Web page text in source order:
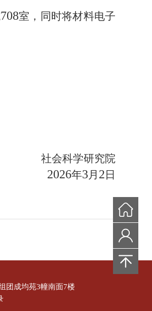
708室，同时将材料电子
社会科学研究院
2026年3月 2 日
团成均苑3幢南面7楼